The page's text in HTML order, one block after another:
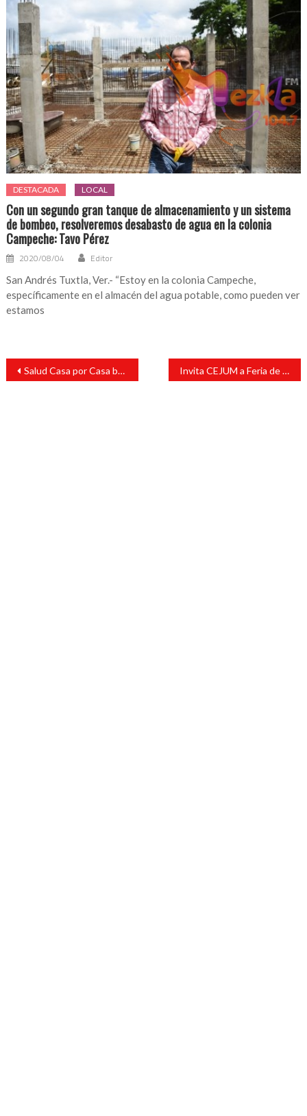
DESTACADA LOCAL
Con un segundo gran tanque de almacenamiento y un sistema
de bombeo, resolveremos desabasto de agua en la colonia
Campeche: Tavo Pérez
2020/08/04 Editor
San Andrés Tuxtla, Ver.- “Estoy en la colonia Campeche,
específicamente en el almacén del agua potable, como pueden ver
estamos
Navegación
entradas
Salud Casa por Casa beneficiará a más de un millón de veracruzanos: Rocío Nahle Invita CEJUM a Feria de Servicios para el bienestar de las mujeres